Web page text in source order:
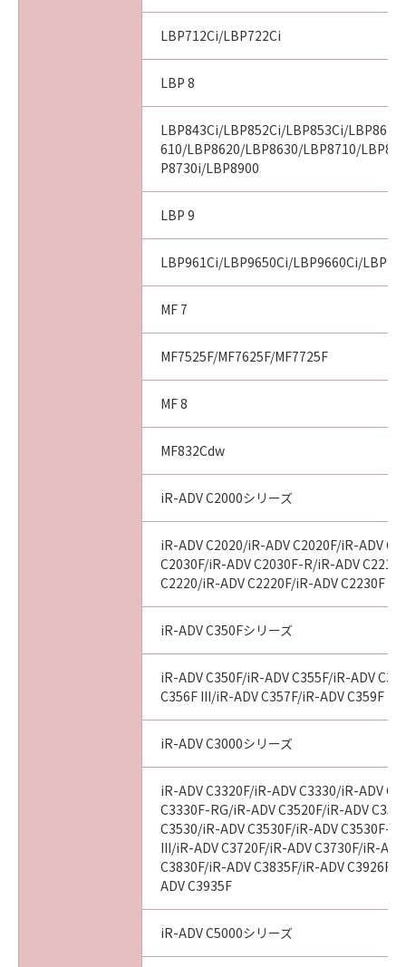
LBP712Ci/LBP722Ci
LBP 8
LBP843Ci/LBP852Ci/LBP853Ci/
610/LBP8620/LBP8630/LBP8710/
P8730i/LBP8900
LBP 9
LBP961Ci/LBP9650Ci/LBP9660Ci/
MF 7
MF7525F/MF7625F/MF7725F
MF 8
MF832Cdw
iR-ADV C2000シリーズ
iR-ADV C2020/iR-ADV C2020F/iR-ADV
C2030F/iR-ADV C2030F-R/iR-ADV
C2220/iR-ADV C2220F/iR-ADV C2230F
iR-ADV C350Fシリーズ
iR-ADV C350F/iR-ADV C355F/iR-ADV
C356F III/iR-ADV C357F/iR-ADV C359F
iR-ADV C3000シリーズ
iR-ADV C3320F/iR-ADV C3330/iR-ADV
C3330F-RG/iR-ADV C3520F/iR-ADV
C3530/iR-ADV C3530F/iR-ADV C3530F-
III/iR-ADV C3720F/iR-ADV C3730F/iR-
C3830F/iR-ADV C3835F/iR-ADV C3926F/
ADV C3935F
iR-ADV C5000シリーズ